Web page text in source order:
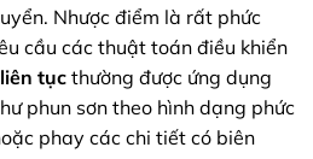
Nhược điểm là rất phức
cầu các thuật toán điều khiển
tụcthường được ứng dụng
phun sơn theo hình dạng phức
phay các chi tiết có biên